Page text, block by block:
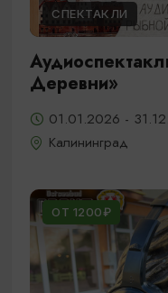
СПЕКТАКЛИ
Деревни»
01.01.2026 -
Калининград
ОТ 1200₽